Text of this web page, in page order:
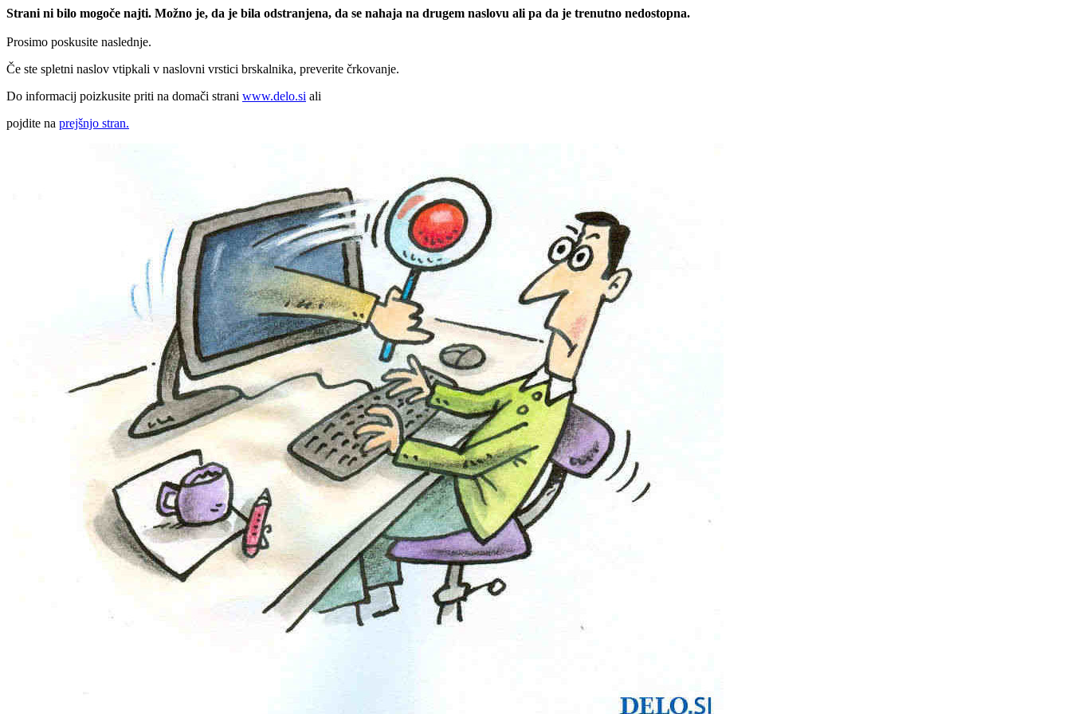
Strani ni bilo mogoče najti. Možno je, da je bila odstranjena, da se nahaja na drugem naslovu ali pa da je trenutno nedostopna.
Prosimo poskusite naslednje.
Če ste spletni naslov vtipkali v naslovni vrstici brskalnika, preverite črkovanje.
Do informacij poizkusite priti na domači strani www.delo.si ali
pojdite na prejšnjo stran.